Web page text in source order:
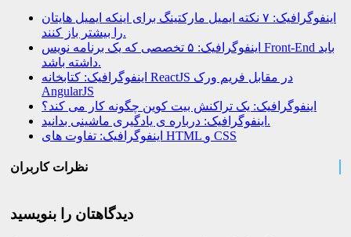
اینفوگرافیک: ۷ نکته ایمیل مارکتینگ برای اینکه ایمیل هایتان
را بیشتر باز کنند.
اینفوگرافیک: ۵ تخصصی که یک برنامه نویس Front-End باید
داشته باشد.
اینفوگرافیک: کتابخانه ReactJS در مقابل فریم ورک
AngularJS
اینفوگرافیک: یک تراکنش بیت کوین چگونه کار می کند؟
اینفوگرافیک: درباره ی یادگیری ماشینی بدانید.
اینفوگرافیک: تفاوت های HTML و CSS
نظرات کاربران
دیدگاهتان را بنویسید